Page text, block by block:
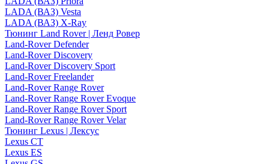
LADA (ВАЗ) Vesta
LADA (ВАЗ) X-Ray
Тюнинг Land Rover | Ленд Ровер
Land-Rover Defender
Land-Rover Discovery
Land-Rover Discovery Sport
Land-Rover Freelander
Land-Rover Range Rover
Land-Rover Range Rover Evoque
Land-Rover Range Rover Sport
Land-Rover Range Rover Velar
Тюнинг Lexus | Лексус
Lexus CT
Lexus ES